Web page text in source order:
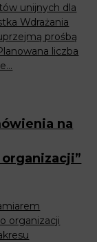
unijnych dla
Wdrażania
prośbą
liczba
na
organizacji